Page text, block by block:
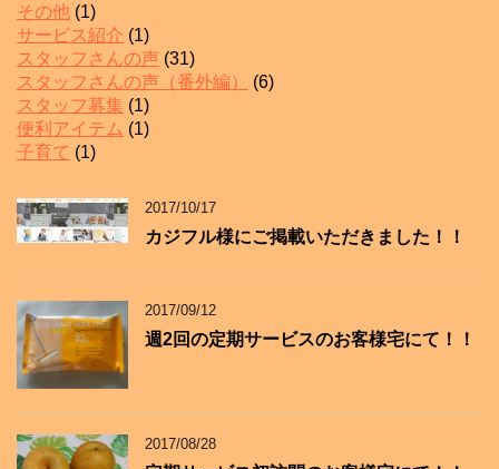
その他 (1)
サービス紹介 (1)
スタッフさんの声 (31)
スタッフさんの声（番外編）
(6)
スタッフ募集 (1)
便利アイテム (1)
子育て (1)
2017/10/17
カジフル様にご掲載いただきました！！
2017/09/12
週2回の定期サービスのお客様宅にて！！
2017/08/28